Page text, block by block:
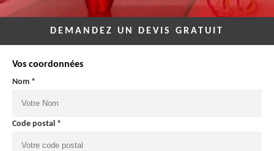
DEMANDEZ UN DEVIS GRATUIT
Vos coordonnées
Nom *
Code postal *